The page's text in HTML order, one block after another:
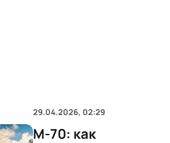
29.04.2026, 02:29
M-70: как